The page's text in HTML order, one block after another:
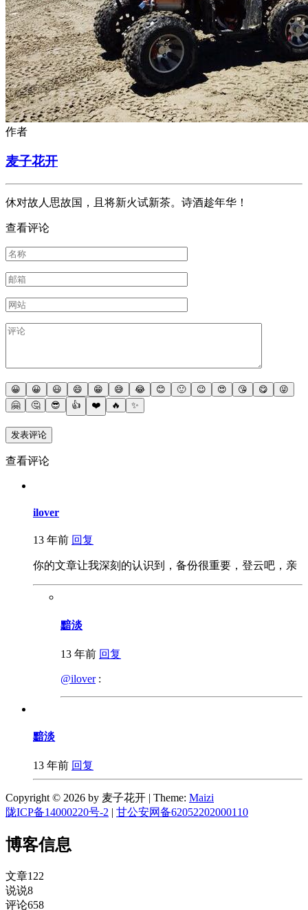
作者
麦子花开
休对故人思故国，且将新火试新茶。诗酒趁年华！
查看评论
😀 😀 😃 😄 😁 😅 😂 😊 🙂 😉 😍 😘 😋
😜
🤗
🤔 😎 👍 ❤️ 🔥 ✨
查看评论
ilover
13 年前 回复
你的文章让我深刻的认识到，备份很重要，登云吧，亲
黯淡
13 年前 回复
@ilover:
黯淡
13 年前 回复
Copyright © 2026 by 麦子花开 | Theme: Maizi
陇ICP备14000220号-2 | 甘公安网备62052202000110
博客信息
文章122
说说8
评论658